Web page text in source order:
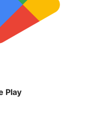
Play